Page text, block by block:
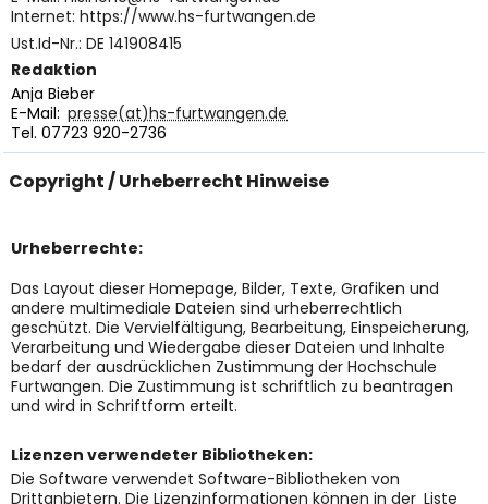
Internet: https://www.hs-furtwangen.de
Ust.Id-Nr.: DE 141908415
Redaktion
Anja Bieber
E-Mail: presse(at)hs-furtwangen.de
Tel. 07723 920-2736
Copyright / Urheberrecht Hinweise
Urheberrechte:
Das Layout dieser Homepage, Bilder, Texte, Grafiken und
andere multimediale Dateien sind urheberrechtlich
geschützt. Die Vervielfältigung, Bearbeitung, Einspeicherung,
Verarbeitung und Wiedergabe dieser Dateien und Inhalte
bedarf der ausdrücklichen Zustimmung der Hochschule
Furtwangen. Die Zustimmung ist schriftlich zu beantragen
und wird in Schriftform erteilt.
Lizenzen verwendeter Bibliotheken:
Die Software verwendet Software-Bibliotheken von
Drittanbietern. Die Lizenzinformationen können in der Liste